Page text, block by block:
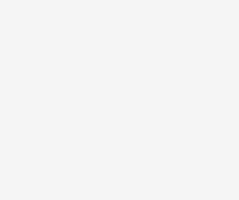
HYBRID Edition
km; kombinierter Wert der CO2-Emission: 121 g/km; CO2-
HYBRID Comfort
km; kombinierter Wert der CO2-Emission: 121 g/km; CO2-
HYBRID AT Comfort
km; kombinierter Wert der CO2-Emission: 132 g/km; CO2-
HYBRID ALLGRIP Comfort
km; kombinierter Wert der CO2-Emission: 131 g/km; CO2-